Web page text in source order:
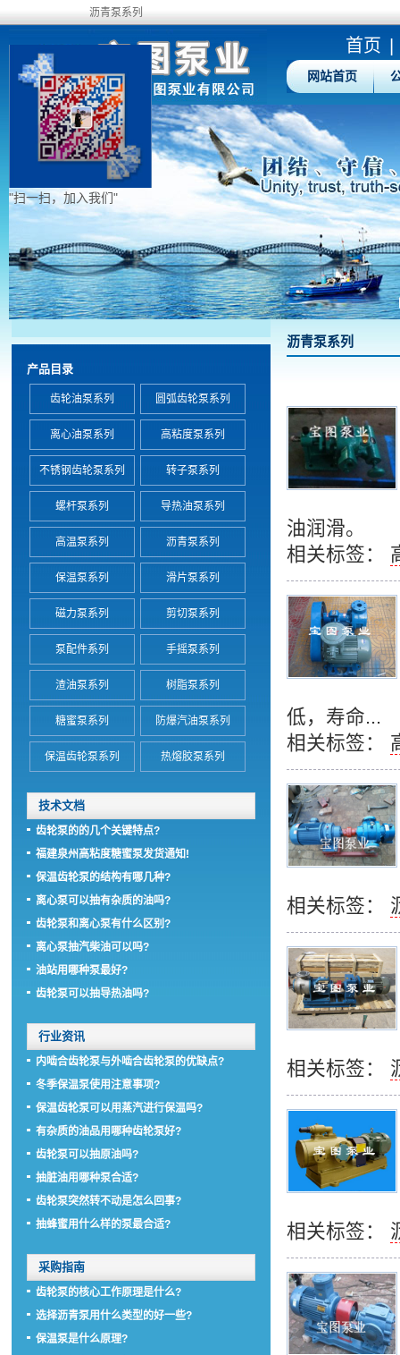
沥青泵系列
首页
网站首页
沥青泵系列
油润滑。
相关标签：
低，寿命...
相关标签：
相关标签：
相关标签：
相关标签：
产品目录
齿轮油泵系列 圆弧齿轮泵系列
离心油泵系列 高粘度泵系列
不锈钢齿轮泵系列 转子泵系列
螺杆泵系列 导热油泵系列
高温泵系列 沥青泵系列
保温泵系列 滑片泵系列
磁力泵系列 剪切泵系列
泵配件系列 手摇泵系列
渣油泵系列 树脂泵系列
糖蜜泵系列 防爆汽油泵系列
保温齿轮泵系列 热熔胶泵系列
技术文档
齿轮泵的的几个关键特点?
福建泉州高粘度糖蜜泵发货通知!
保温齿轮泵的结构有哪几种?
离心泵可以抽有杂质的油吗?
齿轮泵和离心泵有什么区别?
离心泵抽汽柴油可以吗?
油站用哪种泵最好?
齿轮泵可以抽导热油吗?
行业资讯
内啮合齿轮泵与外啮合齿轮泵的优缺点?
冬季保温泵使用注意事项?
保温齿轮泵可以用蒸汽进行保温吗?
有杂质的油品用哪种齿轮泵好?
齿轮泵可以抽原油吗?
抽脏油用哪种泵合适?
齿轮泵突然转不动是怎么回事?
抽蜂蜜用什么样的泵最合适?
采购指南
齿轮泵的核心工作原理是什么?
选择沥青泵用什么类型的好一些?
保温泵是什么原理?
"扫一扫，加入我们"